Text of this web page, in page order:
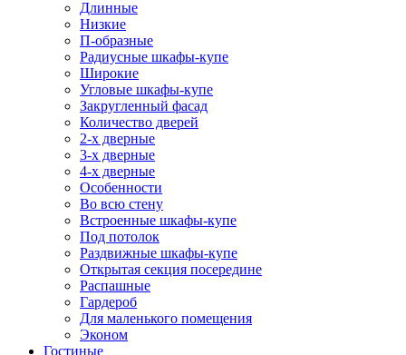
Длинные
Низкие
П-образные
Радиусные шкафы-купе
Широкие
Угловые шкафы-купе
Закругленный фасад
Количество дверей
2-х дверные
3-х дверные
4-х дверные
Особенности
Во всю стену
Встроенные шкафы-купе
Под потолок
Раздвижные шкафы-купе
Открытая секция посередине
Распашные
Гардероб
Для маленького помещения
Эконом
Гостиные